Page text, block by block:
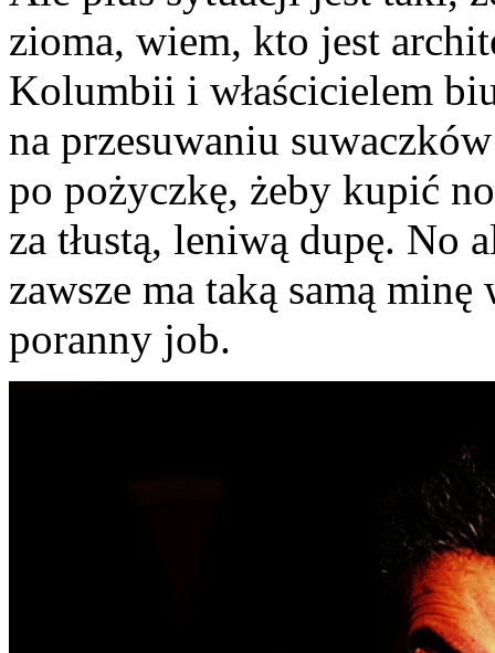
zioma, wiem, kto jest
Kolumbii i właścicielem
na przesuwaniu
po pożyczkę, żeby kupić
za tłustą, leniwą dupę. No
zawsze ma taką samą
poranny job.